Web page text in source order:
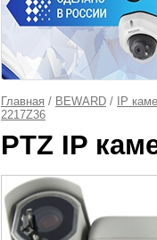
Главная / BEWARD /
IP
2217Z36
PTZ IP